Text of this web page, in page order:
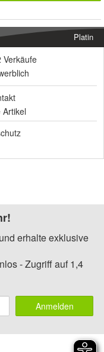
Platin
Verkäufe
Artikel
erhalte exklusive
- Zugriff auf 1,4
Anmelden